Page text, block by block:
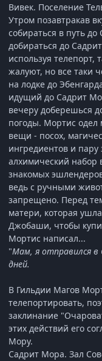
Вивек. Поселение
‎Утром позавтракав
собираться в путь
добираться до
используя телепорт,
жалуют, но все таки
на лодке до
идущий до Садрит
вечеру доберешься
погоды. Мортис одел
вещи - посох,
ингредиентов и
алхимический набор
знакомых
ведь с ручными
запрещено. Перед
матери, которая
Джобаши, чтобы
Мортис написал...
"Мам, я отправился в
дней.
В Гильдии Магов
телепортировать,
заклинание
этих действий его
Мору.
Садрит Мора. Зал